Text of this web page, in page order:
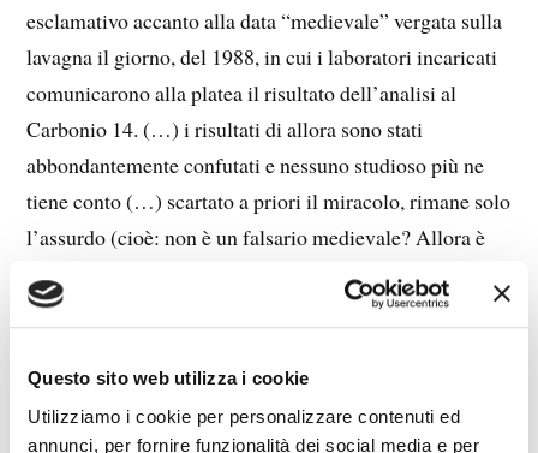
Questo sito web utilizza i cookie
Utilizziamo i cookie per personalizzare contenuti ed
annunci, per fornire funzionalità dei social media e per
esclamativo accanto alla data “medievale” vergata sulla
lavagna il giorno, del 1988, in cui i laboratori incaricati
comunicarono alla platea il risultato dell’analisi al
Carbonio 14. (…) i risultati di allora sono stati
abbondantemente confutati e nessuno studioso più ne
tiene conto (…) scartato a priori il miracolo, rimane solo
l’assurdo (cioè: non è un falsario medievale? Allora è
un alieno o Capitan America).” Ma a tutt’oggi, eccetto
qualche studioso con un residuo di coscienza, nel beota
datazione medievale della Sindone è ben radicata. L’ho
constato di persona nella mia diatriba col Museo della